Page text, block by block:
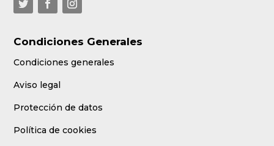
Condiciones Generales
Condiciones generales
Aviso legal
Protección de datos
Política de cookies